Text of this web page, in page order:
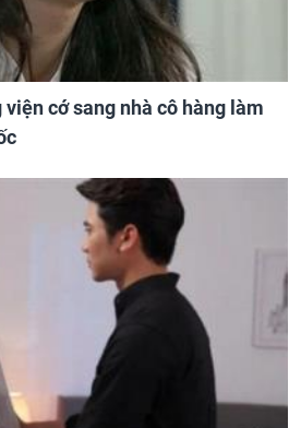
cớ sang nhà cô hàng làm